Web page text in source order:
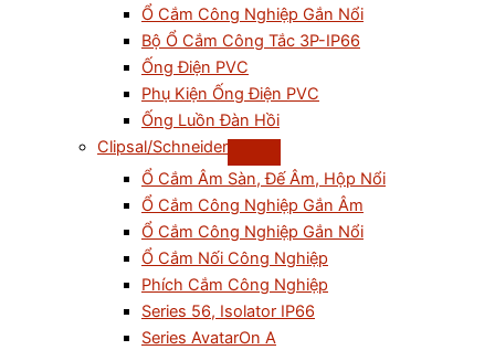
Ổ Cắm Công Nghiệp Gắn Nổi
Bộ Ổ Cắm Công Tắc 3P-IP66
Ống Điện PVC
Phụ Kiện Ống Điện PVC
Ống Luồn Đàn Hồi
Clipsal/Schneider
Ổ Cắm Âm Sàn, Đế Âm, Hộp Nổi
Ổ Cắm Công Nghiệp Gắn Âm
Ổ Cắm Công Nghiệp Gắn Nổi
Ổ Cắm Nối Công Nghiệp
Phích Cắm Công Nghiệp
Series 56, Isolator IP66
Series AvatarOn A